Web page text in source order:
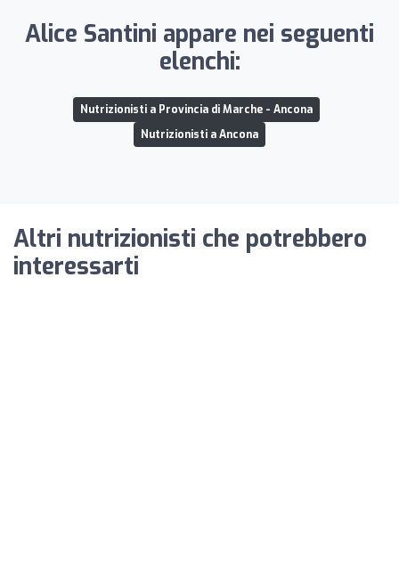
Alice Santini appare nei seguenti
elenchi:
Nutrizionisti a Provincia di Marche - Ancona
Nutrizionisti a Ancona
Altri nutrizionisti che potrebbero
interessarti